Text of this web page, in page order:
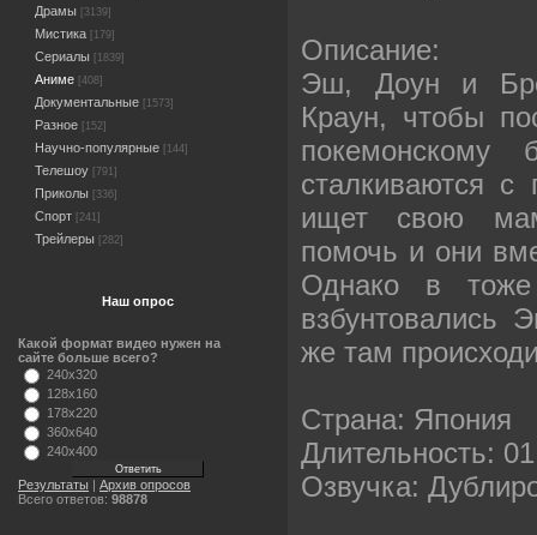
Драмы [3139]
Мистика [179]
Сериалы [1839]
Аниме [408]
Документальные [1573]
Разное [152]
Научно-популярные [144]
Телешоу [791]
Приколы [336]
Спорт [241]
Трейлеры [282]
Наш опрос
Какой формат видео нужен на
сайте больше всего?
240x320
128x160
178x220
360x640
240x400
Результаты | Архив опросов
Всего ответов: 98878
Описание:
Эш, Доун и
Краун, чтобы
покемонскому
сталкиваются с
ищет свою
помочь и они
Однако в
взбунтовались
же там
Страна: Япония
Длительность:
Озвучка: